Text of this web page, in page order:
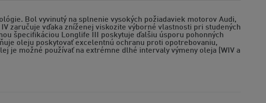
Bol vyvinutý na splnenie vysokých požiadaviek motorov Audi,
zaručuje vďaka zníženej viskozite výborné vlastnosti pri studených
špecifikáciou Longlife III poskytuje ďalšiu úsporu pohonných
oleju poskytovať excelentnú ochranu proti opotrebovaniu,
je možné používať na extrémne dlhé intervaly výmeny oleja (WIV a